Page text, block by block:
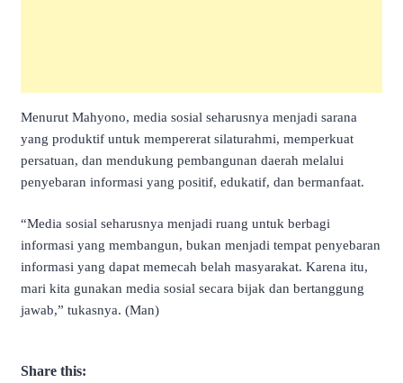
Menurut Mahyono, media sosial seharusnya menjadi sarana
yang produktif untuk mempererat silaturahmi, memperkuat
persatuan, dan mendukung pembangunan daerah melalui
penyebaran informasi yang positif, edukatif, dan bermanfaat.
“Media sosial seharusnya menjadi ruang untuk berbagi
informasi yang membangun, bukan menjadi tempat penyebaran
informasi yang dapat memecah belah masyarakat. Karena itu,
mari kita gunakan media sosial secara bijak dan bertanggung
jawab,” tukasnya. (Man)
Share this: